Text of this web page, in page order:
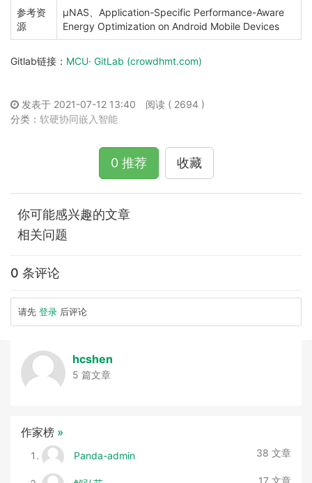
参考资
源
μNAS、Application-Specific Performance-Aware
Energy Optimization on Android Mobile Devices
Gitlab链接： MCU· GitLab (crowdhmt.com)
发表于 2021-07-12 13:40
阅读 ( 2694 )
分类： 软硬协同嵌入智能
0 推荐 收藏
你可能感兴趣的文章
相关问题
0 条评论
请先 登录 后评论
hcshen
5 篇文章
作家榜 »
Panda-admin 38 文章
17 文章